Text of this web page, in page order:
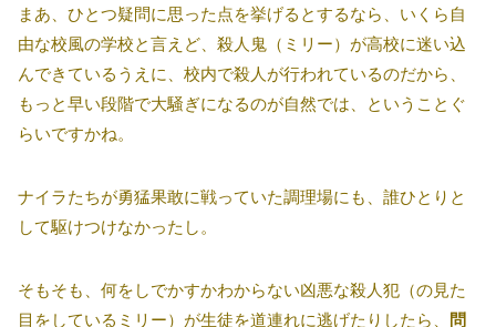
まあ、ひとつ疑問に思った点を挙げるとするなら、いくら自
由な校風の学校と言えど、殺人鬼（ミリー）が高校に迷い込
んできているうえに、校内で殺人が行われているのだから、
もっと早い段階で大騒ぎになるのが自然では、ということぐ
らいですかね。
ナイラたちが勇猛果敢に戦っていた調理場にも、誰ひとりと
して駆けつけなかったし。
そもそも、何をしでかすかわからない凶悪な殺人犯（の見た
目をしているミリー）が生徒を道連れに逃げたりしたら、
問